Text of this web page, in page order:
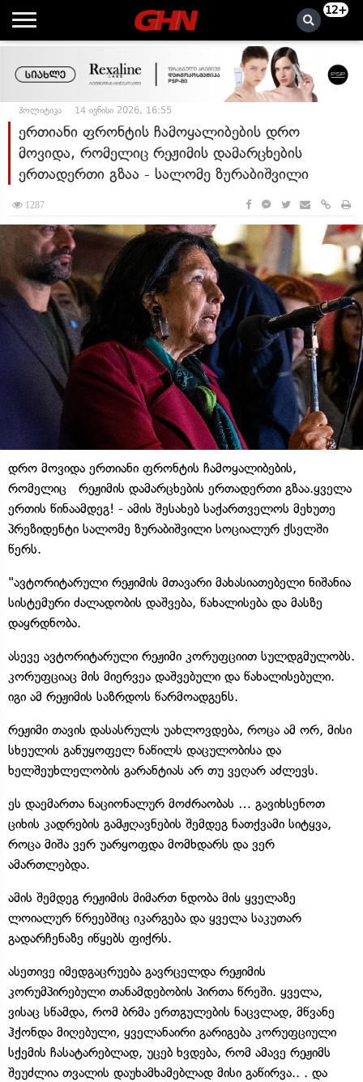
12+
პოლიტიკა 14 ივნისი 2026, 16:55
ერთიანი ფრონტის ჩამოყალიბების დრო
მოვიდა, რომელიც რეჟიმის დამარცხების
ერთადერთი გზაა - სალომე ზურაბიშვილი
1287
დრო მოვიდა ერთიანი ფრონტის ჩამოყალიბების,
რომელიც რეჟიმის დამარცხების ერთადერთი გზაა.ყველა
ერთის წინაამდეგ! - ამის შესახებ საქართველოს მეხუთე
პრეზიდენტი სალომე ზურაბიშვილი სოციალურ ქსელში
წერს.
"ავტორიტარული რეჟიმის მთავარი მახასიათებელი ნიშანია
სისტემური ძალადობის დაშვება, წახალისება და მასზე
დაყრდნობა.
ასევე ავტორიტარული რეჟიმი კორუფციით სულდგმულობს.
კორუფციაც მის მიერვეა დაშვებული და წახალისებული.
იგი ამ რეჟიმის საზრდოს წარმოადგენს.
რეჟიმი თავის დასასრულს უახლოვდება, როცა ამ ორ, მისი
სხეულის განუყოფელ ნაწილს დაცულობისა და
ხელშეუხლელობის გარანტიას არ თუ ვეღარ აძლევს.
ეს დაემართა ნაციონალურ მოძრაობას … გავიხსენოთ
ციხის კადრების გამჟღავნების შემდეგ ნათქვამი სიტყვა,
როცა მიშა ვერ უარყოფდა მომხდარს და ვერ
ამართლებდა.
ამის შემდეგ რეჟიმის მიმართ ნდობა მის ყველაზე
ლოიალურ წრეებშიც იკარგება და ყველა საკუთარ
გადარჩენაზე იწყებს ფიქრს.
ასეთივე იმედგაცრუება გავრცელდა რეჟიმის
კორუმპირებული თანამდებობის პირთა წრეში. ყველა,
ვისაც სწამდა, რომ ბრმა ერთგულების ნაცვლად, მწვანე
ჰქონდა მიღებული, ყველანაირი გარიგება კორუფციული
სქემის ჩასატარებლად, უცებ ხვდება, რომ ამავე რეჟიმს
შეუძლია თვალის დაუხამხამებლად მისი გაწირვა.. . და